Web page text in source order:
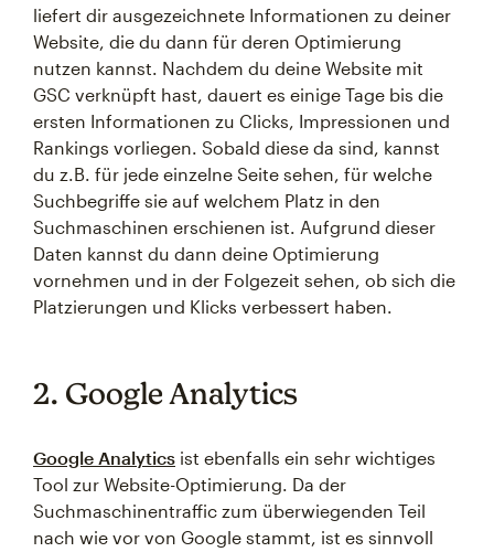
liefert dir ausgezeichnete Informationen zu deiner
Website, die du dann für deren Optimierung
nutzen kannst. Nachdem du deine Website mit
GSC verknüpft hast, dauert es einige Tage bis die
ersten Informationen zu Clicks, Impressionen und
Rankings vorliegen. Sobald diese da sind, kannst
du z.B. für jede einzelne Seite sehen, für welche
Suchbegriffe sie auf welchem Platz in den
Suchmaschinen erschienen ist. Aufgrund dieser
Daten kannst du dann deine Optimierung
vornehmen und in der Folgezeit sehen, ob sich die
Platzierungen und Klicks verbessert haben.
2. Google Analytics
Google Analytics ist ebenfalls ein sehr wichtiges
Tool zur Website-Optimierung. Da der
Suchmaschinentraffic zum überwiegenden Teil
nach wie vor von Google stammt, ist es sinnvoll